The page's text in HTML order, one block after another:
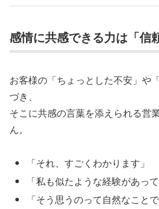
感情に共感できる力は「信
お客様の「ちょっとした不安」や
づき、
そこに共感の言葉を添えられる営
ん。
「それ、すごくわかります」
「私も似たような経験があっ
「そう思うのって自然なこと